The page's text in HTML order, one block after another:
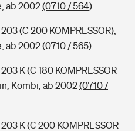
ab 2002(0710 / 564)
(C 200 KOMPRESSOR),
ab 2002(0710 / 565)
K (C 180 KOMPRESSOR
Kombi, ab 2002(0710 /
K (C 200 KOMPRESSOR